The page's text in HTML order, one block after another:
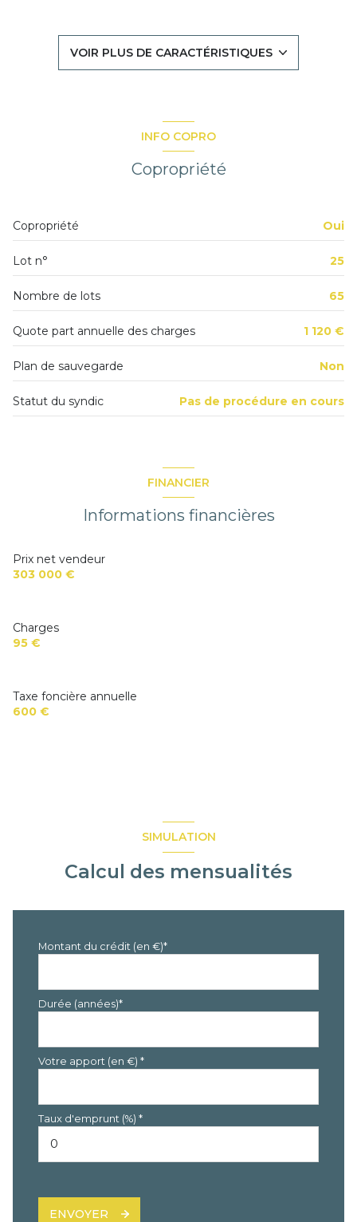
Chauffage individuel : radiateur (electrique)
4 étage(s)
cave
balcon
VOIR PLUS DE CARACTÉRISTIQUES
INFO COPRO
Copropriété
Copropriété Oui
Lot n° 25
Nombre de lots 65
Quote part annuelle des charges 1 120 €
Plan de sauvegarde Non
Statut du syndic Pas de procédure en cours
FINANCIER
Informations financières
Prix net vendeur
303 000 €
Charges
95 €
Taxe foncière annuelle
600 €
SIMULATION
Calcul des mensualités
Montant du crédit (en €)*
Durée (années)*
Votre apport (en €) *
Taux d'emprunt (%) *
ENVOYER